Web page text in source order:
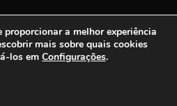
a melhor experiência
mais sobre quais cookies
los em Configurações.